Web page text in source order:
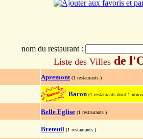
nom du restaurant :
Liste des Villes de
Apremont (1 restaurants )
Baron (1 restaurants dont 1
Belle Eglise (1 restaurants )
Breteuil (1 restaurants )